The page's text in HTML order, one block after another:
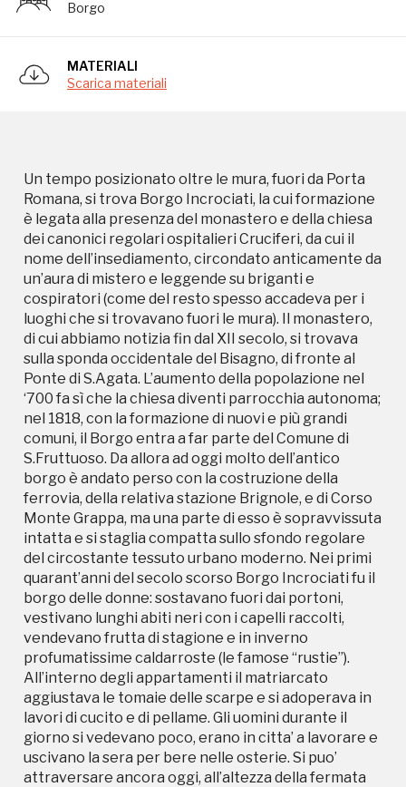
Borgo
MATERIALI
Scarica materiali
Un tempo posizionato oltre le mura, fuori da Porta
Romana, si trova Borgo Incrociati, la cui formazione
è legata alla presenza del monastero e della chiesa
dei canonici regolari ospitalieri Cruciferi, da cui il
nome dell’insediamento, circondato anticamente da
un’aura di mistero e leggende su briganti e
cospiratori (come del resto spesso accadeva per i
luoghi che si trovavano fuori le mura). Il monastero,
di cui abbiamo notizia fin dal XII secolo, si trovava
sulla sponda occidentale del Bisagno, di fronte al
Ponte di S.Agata. L’aumento della popolazione nel
‘700 fa sì che la chiesa diventi parrocchia autonoma;
nel 1818, con la formazione di nuovi e più grandi
comuni, il Borgo entra a far parte del Comune di
S.Fruttuoso. Da allora ad oggi molto dell’antico
borgo è andato perso con la costruzione della
ferrovia, della relativa stazione Brignole, e di Corso
Monte Grappa, ma una parte di esso è sopravvissuta
intatta e si staglia compatta sullo sfondo regolare
del circostante tessuto urbano moderno. Nei primi
quarant’anni del secolo scorso Borgo Incrociati fu il
borgo delle donne: sostavano fuori dai portoni,
vestivano lunghi abiti neri con i capelli raccolti,
vendevano frutta di stagione e in inverno
profumatissime caldarroste (le famose “rustie”).
All’interno degli appartamenti il matriarcato
aggiustava le tomaie delle scarpe e si adoperava in
lavori di cucito e di pellame. Gli uomini durante il
giorno si vedevano poco, erano in citta’ a lavorare e
uscivano la sera per bere nelle osterie. Si puo’
attraversare ancora oggi, all’altezza della fermata
un’aura di mistero e leggende su briganti e
di cui abbiamo notizia fin dal XII secolo, si trovava
sulla sponda occidentale del Bisagno, di fronte al
comuni, il Borgo entra a far parte del Comune di
S.Fruttuoso. Da allora ad oggi molto dell’antico
borgo è andato perso con la costruzione della
ferrovia, della relativa stazione Brignole, e di Corso
Monte Grappa, ma una parte di esso è sopravvissuta
intatta e si staglia compatta sullo sfondo regolare
del circostante tessuto urbano moderno. Nei primi
quarant’anni del secolo scorso Borgo Incrociati fu il
borgo delle donne: sostavano fuori dai portoni,
vestivano lunghi abiti neri con i capelli raccolti,
vendevano frutta di stagione e in inverno
profumatissime caldarroste (le famose “rustie”).
All’interno degli appartamenti il matriarcato
aggiustava le tomaie delle scarpe e si adoperava in
lavori di cucito e di pellame. Gli uomini durante il
giorno si vedevano poco, erano in citta’ a lavorare e
uscivano la sera per bere nelle osterie. Si puo’
attraversare ancora oggi, all’altezza della fermata
degli autobus, il celebre “landun”, un piccolo tunnel
dove gli uomini ubriachi si nascondevano dalle mogli
e terminavano le loro bevute. Gli anni 50/60 furono
gli ultimi anni di splendore per il Borgo degli
Incrociati. Lo storico bar Mangini divenne il punto di
ritrovo per eccellenza degli sportivi genovesi, tifosi
e calciatori. La domenica dopo le partite i calciatori
di Genoa e Samp usavano fermarsi al bar per una
bevuta e per discutere con i tifosi. Fu proprio in quel
periodo che Marcello Lippi, ex ct della Nazionale e ai
tempi libero della Sampdoria, conobbe la sua attuale
moglie, che lavorava nella pescheria di famiglia a
pochi passi dal bar.